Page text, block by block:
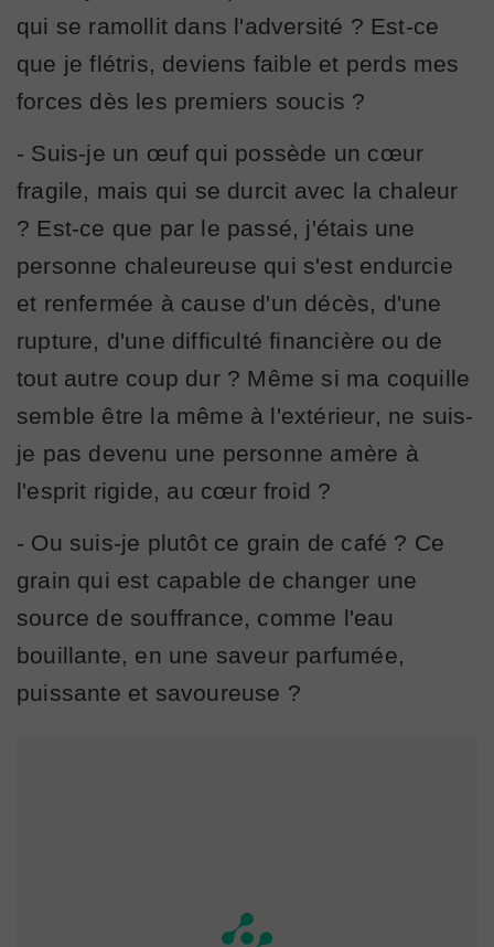
qui se ramollit dans l'adversité ? Est-ce
que je flétris, deviens faible et perds mes
forces dès les premiers soucis ?
- Suis-je un œuf qui possède un cœur
fragile, mais qui se durcit avec la chaleur
? Est-ce que par le passé, j'étais une
personne chaleureuse qui s'est endurcie
et renfermée à cause d'un décès, d'une
rupture, d'une difficulté financière ou de
tout autre coup dur ? Même si ma coquille
semble être la même à l'extérieur, ne suis-
je pas devenu une personne amère à
l'esprit rigide, au cœur froid ?
- Ou suis-je plutôt ce grain de café ? Ce
grain qui est capable de changer une
source de souffrance, comme l'eau
bouillante, en une saveur parfumée,
puissante et savoureuse ?